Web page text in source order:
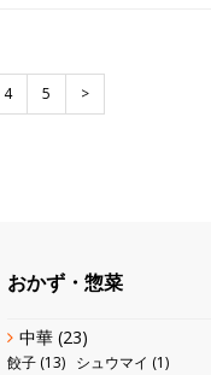
4 5 >
おかず・惣菜
中華(23)
餃子(13) シュウマイ (1)